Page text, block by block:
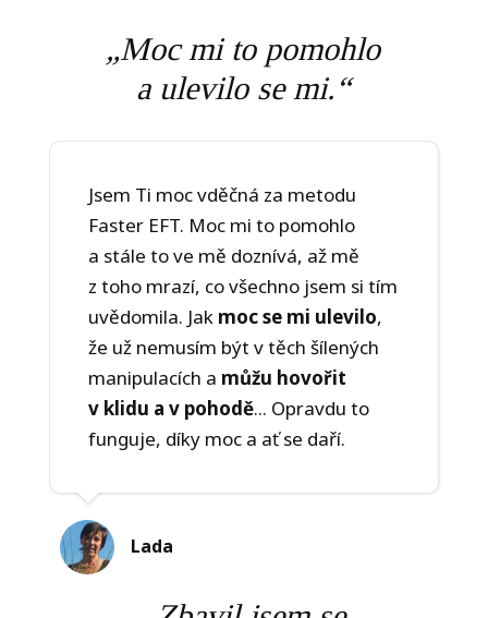
„Moc mi to pomohlo
a ulevilo se mi. “
Jsem Ti moc vděčná za metodu
Faster EFT. Moc mi to pomohlo
a stále to ve mě doznívá, až mě
z toho mrazí, co všechno jsem si tím
uvědomila. Jak moc se mi ulevilo,
že už nemusím být v těch šílených
manipulacích a můžu hovořit
v klidu a v pohodě... Opravdu to
funguje, díky moc a ať se daří.
Lada